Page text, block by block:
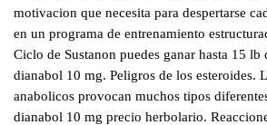
motivacion que necesita para despertarse
en un programa de entrenamiento
Ciclo de Sustanon puedes ganar hasta 15 lb
dianabol 10 mg. Peligros de los esteroides.
anabolicos provocan muchos tipos
dianabol 10 mg precio herbolario.